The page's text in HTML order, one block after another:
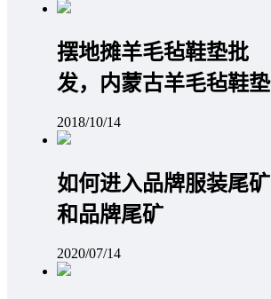
摆地摊羊毛毡鞋垫批
发，内蒙古羊毛毡鞋垫
2018/10/14
如何进入品牌服装尾矿
和品牌尾矿
2020/07/14